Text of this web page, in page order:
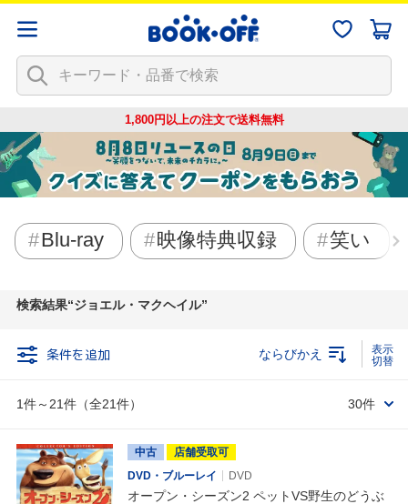
1,800円以上の注文で送料無料
Blu-ray 映像特典収録 笑い
検索結果 ジョエル・マクヘイル
条件を追加
1件～21件（全21件）
ならびかえ
30件
中古
店舗受取可
DVD・ブルーレイ
DVD
オープン・シーズン2 ペットVS野生のどうぶ